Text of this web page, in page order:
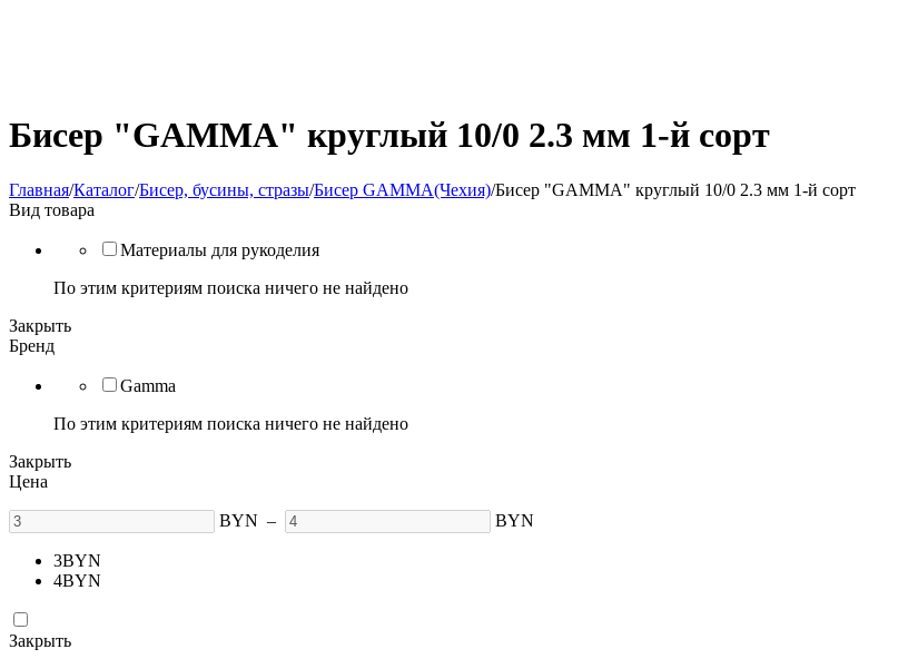
Бисер "GAMMA" круглый 10/0 2.3 мм 1-й сорт
Главная/Каталог/Бисер, бусины, стразы/Бисер GAMMA(Чехия)/Бисер "GAMMA" круглый 10/0 2.3 мм 1-й сорт
Вид товара
Материалы для рукоделия
По этим критериям поиска ничего не найдено
Закрыть
Бренд
Gamma
По этим критериям поиска ничего не найдено
Закрыть
Цена
BYN – BYN
3BYN
4BYN
Закрыть